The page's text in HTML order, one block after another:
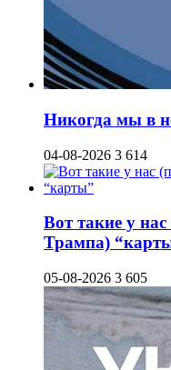
Никогда мы в
04-08-2026 3 614
Вот такие у
Трампа)
05-08-2026 3 605